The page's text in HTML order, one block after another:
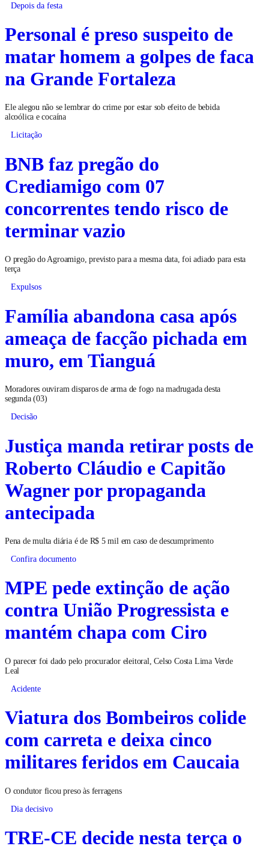
Depois da festa
Personal é preso suspeito de
matar homem a golpes de faca
na Grande Fortaleza
Ele alegou não se lembrar do crime por estar sob efeito de bebida
alcoólica e cocaína
Licitação
BNB faz pregão do
Crediamigo com 07
concorrentes tendo risco de
terminar vazio
O pregão do Agroamigo, previsto para a mesma data, foi adiado para esta
terça
Expulsos
Família abandona casa após
ameaça de facção pichada em
muro, em Tianguá
Moradores ouviram disparos de arma de fogo na madrugada desta
segunda (03)
Decisão
Justiça manda retirar posts de
Roberto Cláudio e Capitão
Wagner por propaganda
antecipada
Pena de multa diária é de R$ 5 mil em caso de descumprimento
Confira documento
MPE pede extinção de ação
contra União Progressista e
mantém chapa com Ciro
O parecer foi dado pelo procurador eleitoral, Celso Costa Lima Verde
Leal
Acidente
Viatura dos Bombeiros colide
com carreta e deixa cinco
militares feridos em Caucaia
O condutor ficou preso às ferragens
Dia decisivo
TRE-CE decide nesta terça o